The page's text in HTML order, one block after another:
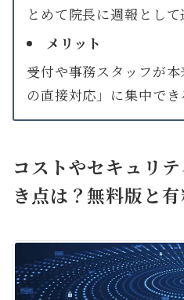
とめて院長に週報として
メリット
受付や事務スタッフが
の直接対応」に集中でき
コストやセキュリ
き点は？無料版と